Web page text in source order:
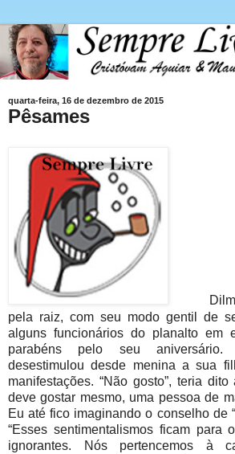
quarta-feira, 16 de dezembro de 2015
Pêsames
pela raiz, com seu modo gentil de
alguns funcionários do planalto em
parabéns pelo seu
desestimulou desde menina a sua
manifestações. “Não gosto”, teria
deve gostar mesmo, uma pessoa de
Eu até fico imaginando o conselho de
“Esses sentimentalismos ficam para
ignorantes. Nós pertencemos à